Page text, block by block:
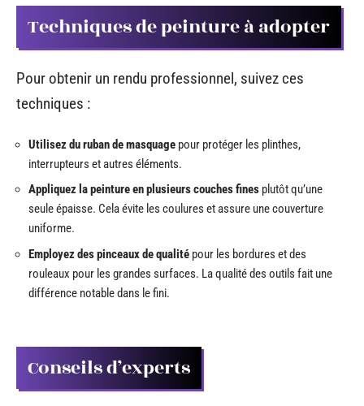
Techniques de peinture à adopter
Pour obtenir un rendu professionnel, suivez ces
techniques :
Utilisez du ruban de masquage pour protéger les plinthes,
interrupteurs et autres éléments.
Appliquez la peinture en plusieurs couches fines plutôt qu’une
seule épaisse. Cela évite les coulures et assure une couverture
uniforme.
Employez des pinceaux de qualité pour les bordures et des
rouleaux pour les grandes surfaces. La qualité des outils fait une
différence notable dans le fini.
Conseils d’experts